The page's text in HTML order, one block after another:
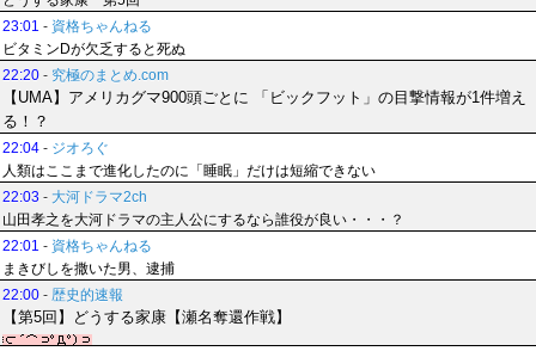
23:01 - 資格ちゃんねる
ビタミンDが欠乏すると死ぬ
22:20 - 究極のまとめ.com
【UMA】アメリカグマ900頭ごとに 「ビックフット」の目撃情報が1件増え
る！？
22:04 - ジオろぐ
人類はここまで進化したのに「睡眠」だけは短縮できない
22:03 - 大河ドラマ2ch
山田孝之を大河ドラマの主人公にするなら誰役が良い・・・？
22:01 - 資格ちゃんねる
まきびしを撒いた男、逮捕
22:00 - 歴史的速報
【第5回】どうする家康【瀬名奪還作戦】